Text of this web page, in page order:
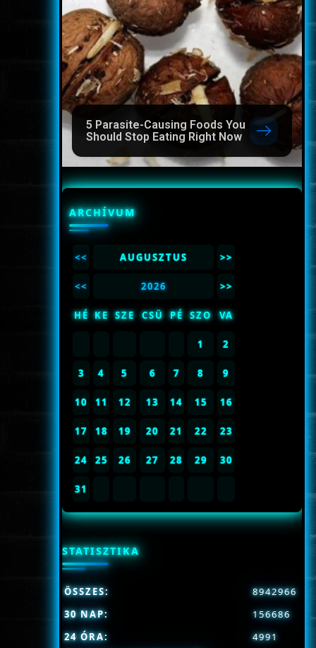
5 Parasite-Causing Foods You
Should Stop Eating Right Now
ARCHÍVUM
<< AUGUSZTUS >>
<< 2026 >>
HÉ KE SZE CSÜ PÉ SZO VA
1 2
3 4 5 6 7 8 9
10 11 12 13 14 15 16
17 18 19 20 21 22 23
24 25 26 27 28 29 30
31
STATISZTIKA
ÖSSZES:
8942966
30 NAP:
156686
24 ÓRA:
4991